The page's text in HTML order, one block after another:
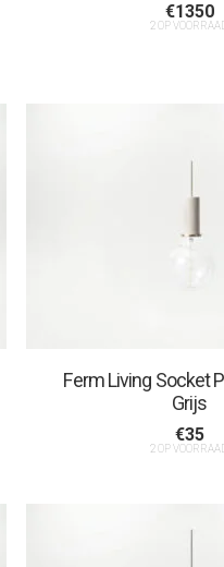
€1350
2 OP
Ferm Living Socket
Grijs
€35
2 OP